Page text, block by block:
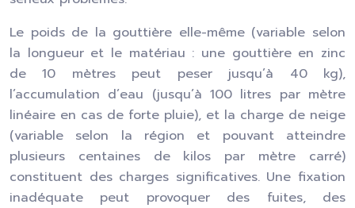
Le poids de la gouttière elle-même (variable selon
la longueur et le matériau : une gouttière en zinc
de 10 mètres peut peser jusqu’à 40 kg),
l’accumulation d’eau (jusqu’à 100 litres par mètre
linéaire en cas de forte pluie), et la charge de neige
(variable selon la région et pouvant atteindre
plusieurs centaines de kilos par mètre carré)
constituent des charges significatives. Une fixation
inadéquate peut provoquer des fuites, des